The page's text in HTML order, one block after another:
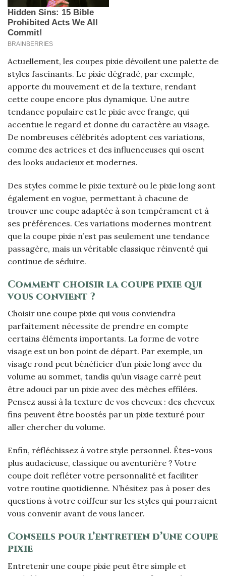
Actuellement, les coupes pixie dévoilent une palette de
styles fascinants. Le pixie dégradé, par exemple,
apporte du mouvement et de la texture, rendant
cette coupe encore plus dynamique. Une autre
tendance populaire est le pixie avec frange, qui
accentue le regard et donne du caractère au visage.
De nombreuses célébrités adoptent ces variations,
comme des actrices et des influenceuses qui osent
des looks audacieux et modernes.
Des styles comme le pixie texturé ou le pixie long sont
également en vogue, permettant à chacune de
trouver une coupe adaptée à son tempérament et à
ses préférences. Ces variations modernes montrent
que la coupe pixie n’est pas seulement une tendance
passagère, mais un véritable classique réinventé qui
continue de séduire.
Comment choisir la coupe pixie qui
vous convient ?
Choisir une coupe pixie qui vous conviendra
parfaitement nécessite de prendre en compte
certains éléments importants. La forme de votre
visage est un bon point de départ. Par exemple, un
visage rond peut bénéficier d’un pixie long avec du
volume au sommet, tandis qu’un visage carré peut
être adouci par un pixie avec des mèches effilées.
Pensez aussi à la texture de vos cheveux : des cheveux
fins peuvent être boostés par un pixie texturé pour
aller chercher du volume.
Enfin, réfléchissez à votre style personnel. Êtes-vous
plus audacieuse, classique ou aventurière ? Votre
coupe doit refléter votre personnalité et faciliter
votre routine quotidienne. N’hésitez pas à poser des
questions à votre coiffeur sur les styles qui pourraient
vous convenir avant de vous lancer.
Conseils pour l’entretien d’une coupe
pixie
Entretenir une coupe pixie peut être simple et